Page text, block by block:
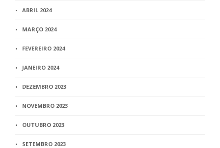
ABRIL 2024
MARÇO 2024
FEVEREIRO 2024
JANEIRO 2024
DEZEMBRO 2023
NOVEMBRO 2023
OUTUBRO 2023
SETEMBRO 2023